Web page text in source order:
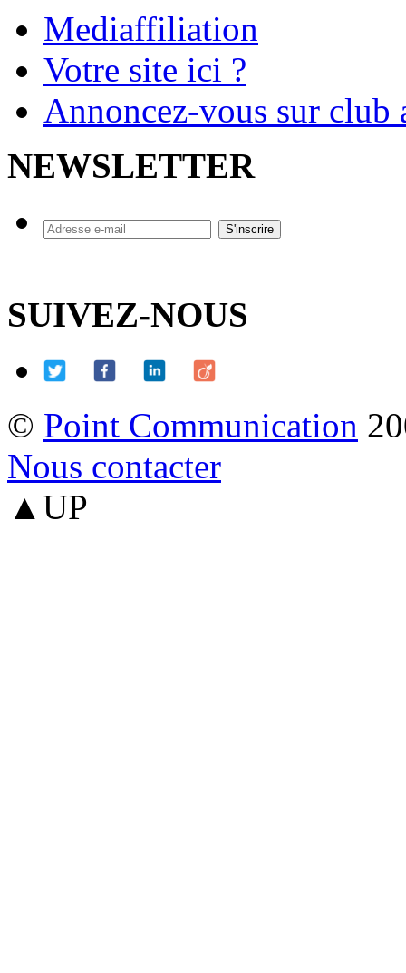
Mediaffiliation
Votre site ici ?
Annoncez-vous sur
NEWSLETTER
SUIVEZ-NOUS
© Point Communication
Nous contacter
▲UP